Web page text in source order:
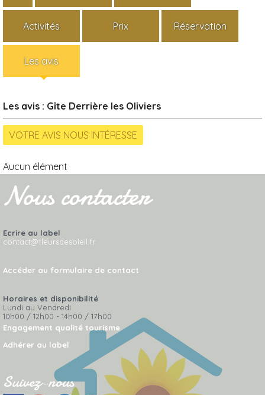
Activités Prix Réservation
Les avis
Les avis : Gîte Derrière les Oliviers
Aucun élément
Nous contacter
Ecrire au label
contact@fleursdesoleil.fr
Accéder au formulaire de contact
Horaires et disponibilité
Lundi au Vendredi
10h00 / 12h00 - 14h00 / 17h00
Engagement qualité tourisme
Adhérer au label
Suivez-nous